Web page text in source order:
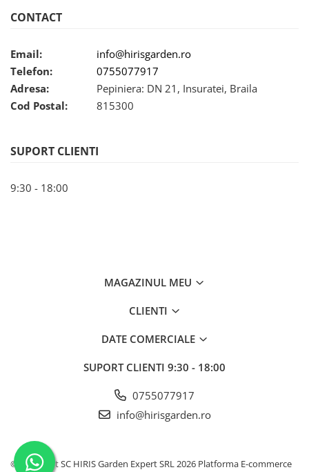
CONTACT
Email:
info@hirisgarden.ro
Telefon:
0755077917
Adresa:
Pepiniera: DN 21, Insuratei, Braila
Cod Postal:
815300
SUPORT CLIENTI
9:30 - 18:00
MAGAZINUL MEU
CLIENTI
DATE COMERCIALE
SUPORT CLIENTI 9:30 - 18:00
0755077917
info@hirisgarden.ro
©Copyright SC HIRIS Garden Expert SRL 2026 Platforma E-commerce